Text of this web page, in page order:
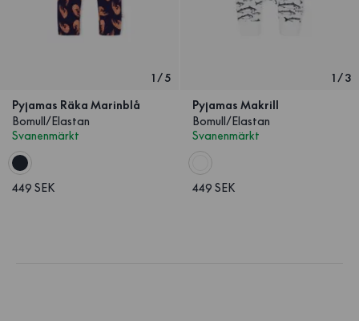
1/5
Pyjamas Räka Marinblå
Bomull/Elastan
Svanenmärkt
449 SEK
1/3
Pyjamas Makrill
Bomull/Elastan
Svanenmärkt
449 SEK